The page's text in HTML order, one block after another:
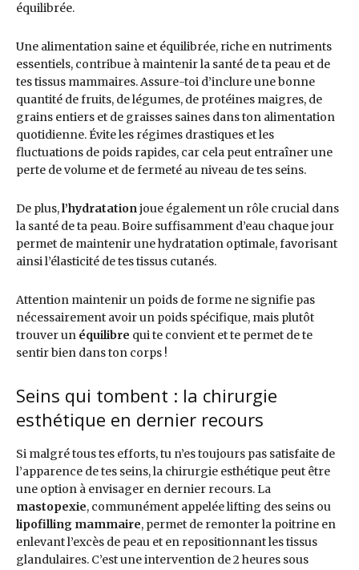
équilibrée.
Une alimentation saine et équilibrée, riche en nutriments
essentiels, contribue à maintenir la santé de ta peau et de
tes tissus mammaires. Assure-toi d’inclure une bonne
quantité de fruits, de légumes, de protéines maigres, de
grains entiers et de graisses saines dans ton alimentation
quotidienne. Évite les régimes drastiques et les
fluctuations de poids rapides, car cela peut entraîner une
perte de volume et de fermeté au niveau de tes seins.
De plus,l’hydratationjoue également un rôle crucial dans
la santé de ta peau. Boire suffisamment d’eau chaque jour
permet de maintenir une hydratation optimale, favorisant
ainsi l’élasticité de tes tissus cutanés.
Attention maintenir un poids de forme ne signifie pas
nécessairement avoir un poids spécifique, mais plutôt
trouver un équilibre qui te convient et te permet de te
sentir bien dans ton corps !
Seins qui tombent : la chirurgie
esthétique en dernier recours
Si malgré tous tes efforts, tu n’es toujours pas satisfaite de
l’apparence de tes seins, la chirurgie esthétique peut être
une option à envisager en dernier recours. La
mastopexie, communément appelée lifting des seins ou
lipofilling mammaire, permet de remonter la poitrine en
enlevant l’excès de peau et en repositionnant les tissus
glandulaires. C’est une intervention de 2 heures sous